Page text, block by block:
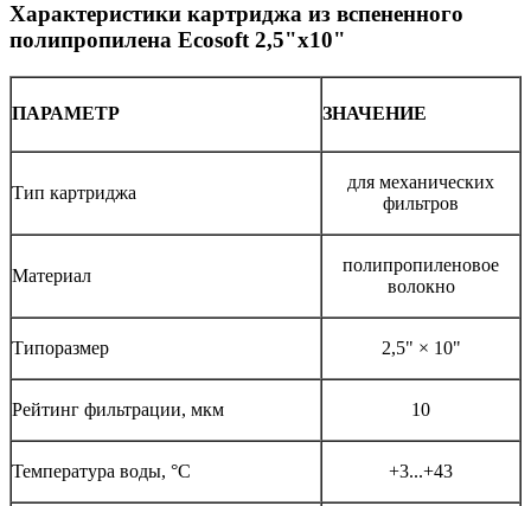
Характеристики картриджа из вспененного
полипропилена Ecosoft 2,5"х10"
ПАРАМЕТР ЗНАЧЕНИЕ
Тип картриджа
для механических
фильтров
Материал
полипропиленовое
волокно
Типоразмер 2,5" × 10"
Рейтинг фильтрации, мкм 10
Температура воды, °C +3...+43